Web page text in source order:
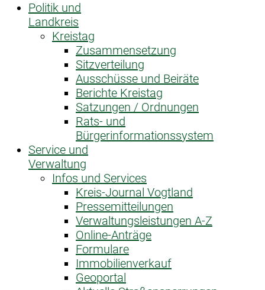
Politik und
Landkreis
Kreistag
Zusammensetzung
Sitzverteilung
Ausschüsse und Beiräte
Berichte Kreistag
Satzungen / Ordnungen
Rats- und
Bürgerinformationssystem
Service und
Verwaltung
Infos und Services
Kreis-Journal Vogtland
Pressemitteilungen
Verwaltungsleistungen A-Z
Online-Anträge
Formulare
Immobilienverkauf
Geoportal